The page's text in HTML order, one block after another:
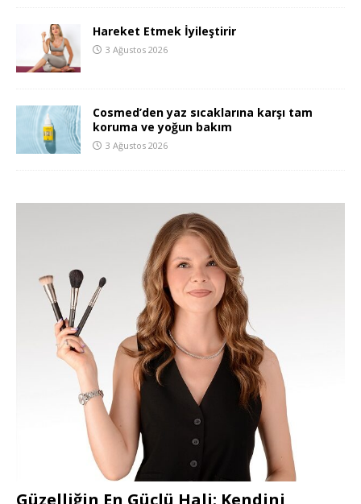
Hareket Etmek İyileştirir
3 Ağustos 2026
Cosmed’den yaz sıcaklarına karşı tam
koruma ve yoğun bakım
3 Ağustos 2026
Güzelliğin En Güçlü Hali: Kendini